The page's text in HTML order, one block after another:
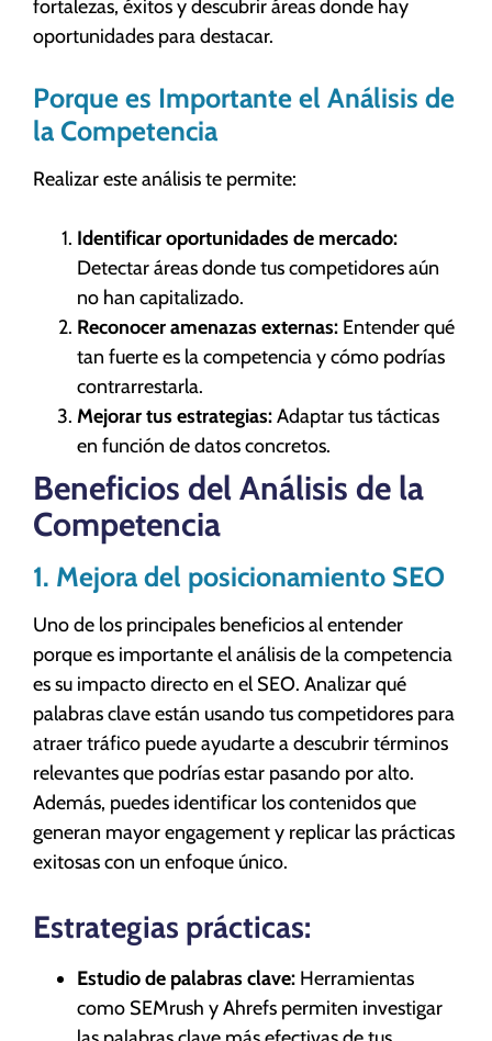
fortalezas, éxitos y descubrir áreas donde hay
oportunidades para destacar.
Porque es Importante el Análisis de
la Competencia
Realizar este análisis te permite:
Identificar oportunidades de mercado:
Detectar áreas donde tus competidores aún
no han capitalizado.
Reconocer amenazas externas: Entender qué
tan fuerte es la competencia y cómo podrías
contrarrestarla.
Mejorar tus estrategias:Adaptar tus tácticas
en función de datos concretos.
Beneficios del Análisis de la
Competencia
1. Mejora del posicionamiento SEO
Uno de los principales beneficios al entender
porque es importante el análisis de la competencia
es su impacto directo en el SEO. Analizar qué
palabras clave están usando tus competidores para
atraer tráfico puede ayudarte a descubrir términos
relevantes que podrías estar pasando por alto.
Además, puedes identificar los contenidos que
generan mayor engagement y replicar las prácticas
exitosas con un enfoque único.
Estrategias prácticas:
Estudio de palabras clave: Herramientas
como SEMrush y Ahrefs permiten investigar